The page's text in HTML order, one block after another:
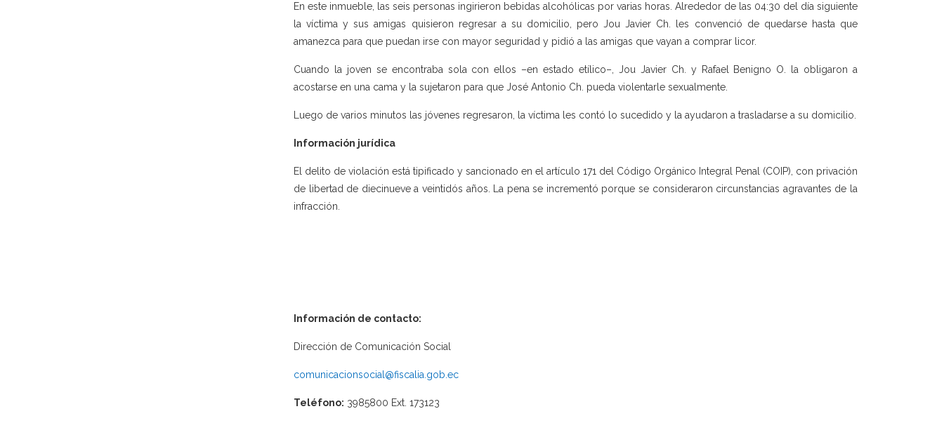
En este inmueble, las seis personas ingirieron bebidas alcohólicas por varias horas. Alrededor de las 04:30 del día siguiente
la víctima y sus amigas quisieron regresar a su domicilio, pero Jou Javier Ch. les convenció de quedarse hasta que
amanezca para que puedan irse con mayor seguridad y pidió a las amigas que vayan a comprar licor.
Cuando la joven se encontraba sola con ellos –en estado etílico–, Jou Javier Ch. y Rafael Benigno O. la obligaron a
acostarse en una cama y la sujetaron para que José Antonio Ch. pueda violentarle sexualmente.
Luego de varios minutos las jóvenes regresaron, la víctima les contó lo sucedido y la ayudaron a trasladarse a su domicilio.
Información jurídica
El delito de violación está tipificado y sancionado en el artículo 171 del Código Orgánico Integral Penal (COIP), con privación
de libertad de diecinueve a veintidós años. La pena se incrementó porque se consideraron circunstancias agravantes de la
infracción.
Información de contacto:
Dirección de Comunicación Social
comunicacionsocial@fiscalia.gob.ec
Teléfono: 3985800 Ext. 173123